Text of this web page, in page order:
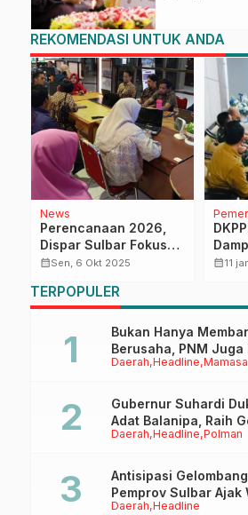
REKOMENDASI UNTUK ANDA
News
Perencanaan 2026,
Dispar Sulbar Fokus
Pencapaian Program
calendar_monthSen, 6 Okt 2025 calendar_month11
TERPOPULER
Daerah Headline Mamasa
Bukan Hanya
Berusaha, PNM
Anaknya Untuk
Daerah Headline Polman
Gubernur Suhardi
Adat Balanipa, Raih
Tappidena
Daerah Headline
Antisipasi
Pemprov Sulbar Ajak
Ruang Digital